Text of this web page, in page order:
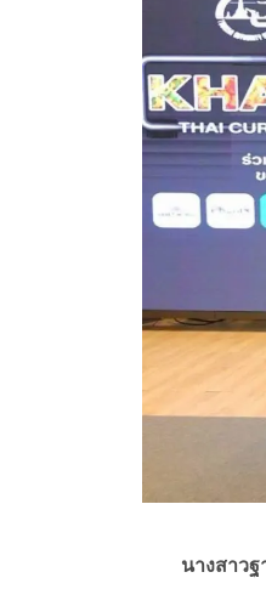
นางสาวฐ